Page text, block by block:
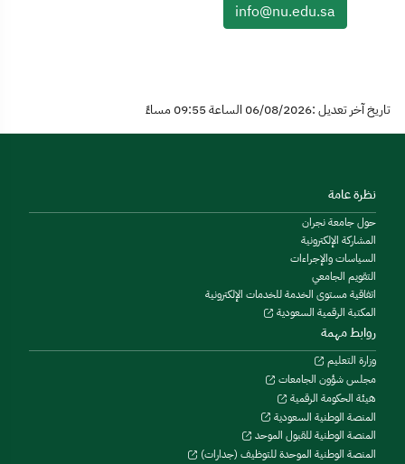
info@nu.edu.sa
تاريخ آخر تعديل :06/08/2026 الساعة 09:55 مساءً
نظرة عامة
حول جامعة نجران
المشاركة الإلكترونية
السياسات والإجراءات
التقويم الجامعي
اتفاقية مستوى الخدمة للخدمات الإلكترونية
المكتبة الرقمية السعودية
روابط مهمة
وزارة التعليم
مجلس شؤون الجامعات
هيئة الحكومة الرقمية
المنصة الوطنية السعودية
المنصة الوطنية للقبول الموحد
المنصة الوطنية الموحدة للتوظيف (جدارات)